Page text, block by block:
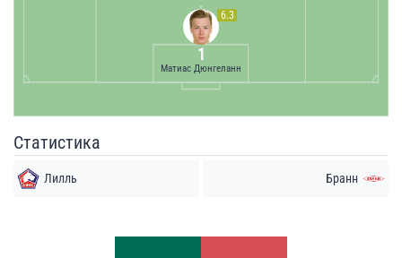
6.3
1
Матиас Дюнгеланн
Статистика
Лилль Бранн